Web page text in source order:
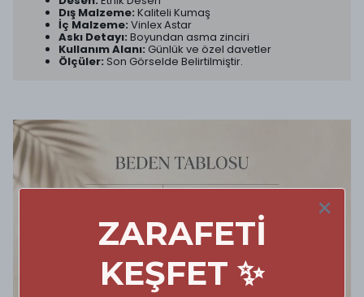
Dış Malzeme: Kaliteli Kumaş
İç Malzeme: Vinlex Astar
Askı Detayı: Boyundan asma zinciri
Kullanım Alanı: Günlük ve özel davetler
Ölçüler: Son Görselde Belirtilmiştir.
ZARAFETİ
KEŞFET ✨